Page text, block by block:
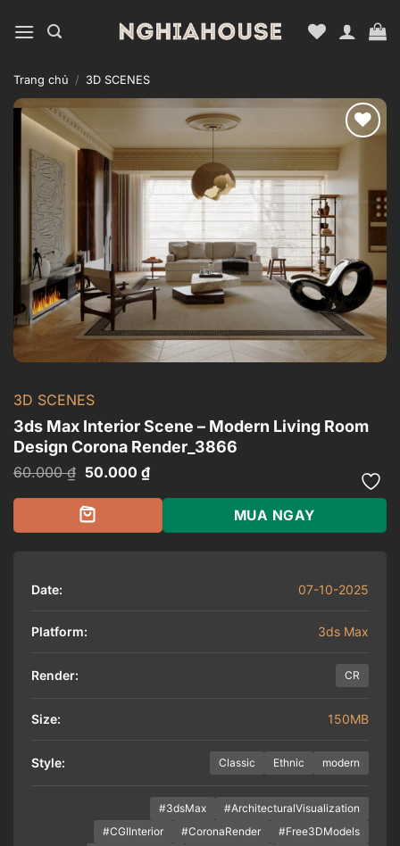
qua
dung
Trang chủ / 3D SCENES
wishlist
3D SCENES
3ds Max Interior Scene – Modern Living Room
Design Corona Render_3866
60.000₫ Giá
là:
60.000 ₫.
50.000 ₫Giá
hiện
tại
50.000 ₫.
MUA NGAY
Date: 07-10-2025
Platform: 3ds Max
Render: CR
Size: 150MB
Style: Classic Ethnic modern
#3dsMax
#ArchitecturalVisualization
#CGIInterior
#CoronaRender
#Free3DModels